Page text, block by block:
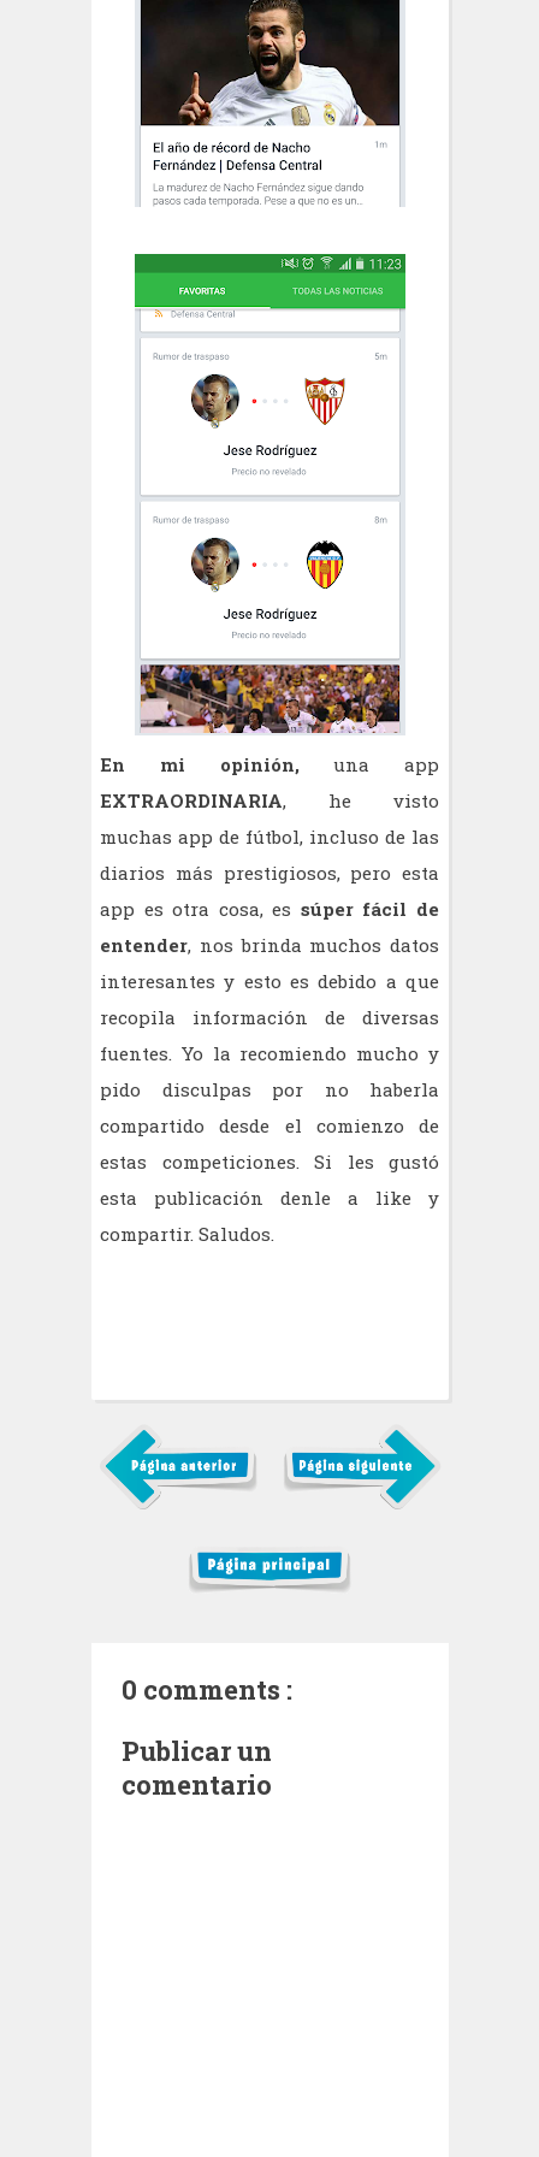
En mi opinión,una app
EXTRAORDINARIA, he visto
muchas app de fútbol, incluso de las
diarios más prestigiosos, pero esta
app es otra cosa, es súper fácil de
entender, nos brinda muchos datos
interesantes y esto es debido a que
recopila información de diversas
fuentes. Yo la recomiendo mucho y
pido disculpas por no haberla
compartido desde el comienzo de
estas competiciones. Si les gustó
esta publicación denle a like y
compartir. Saludos.
0 comments :
Publicar un
comentario